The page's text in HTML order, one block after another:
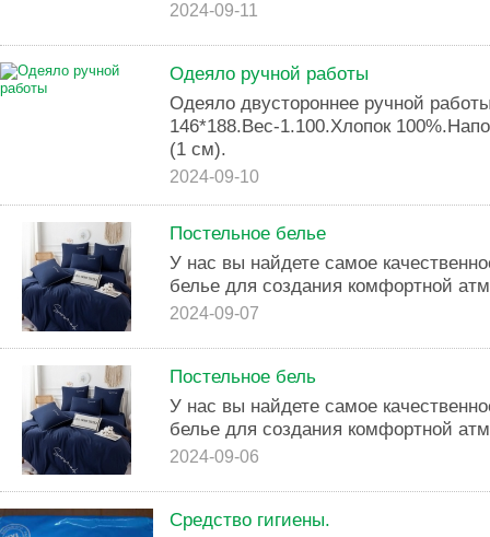
2024-09-11
Одеяло ручной работы
Одеяло двустороннее ручной
146*188.Вес-1.100.Хлопок
(1 см).
2024-09-10
Постельное белье
У нас вы найдете самое
белье для создания комфортной
2024-09-07
Постельное бель
У нас вы найдете самое
белье для создания комфортной
2024-09-06
Средство гигиены.